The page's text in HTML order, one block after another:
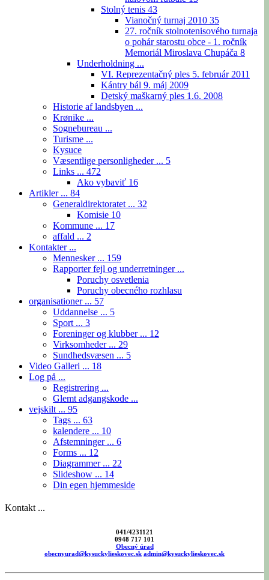
Stolný tenis 43
Vianočný turnaj 2010 35
27. ročník stolnotenisového turnaja
o pohár starostu obce - 1. ročník
Memoriál Miroslava Chupáča 8
Underholdning ...
VI. Reprezentačný ples 5. február 2011
Kántry bál 9. máj 2009
Detský maškarný ples 1.6. 2008
Historie af landsbyen ...
Krønike ...
Sognebureau ...
Turisme ...
Kysuce
Væsentlige personligheder ... 5
Links ... 472
Ako vybaviť 16
Artikler ... 84
Generaldirektoratet ... 32
Komisie 10
Kommune ... 17
affald ... 2
Kontakter ...
Mennesker ... 159
Rapporter fejl og underretninger ...
Poruchy osvetlenia
Poruchy obecného rozhlasu
organisationer ... 57
Uddannelse ... 5
Sport ... 3
Foreninger og klubber ... 12
Virksomheder ... 29
Sundhedsvæsen ... 5
Video Galleri ... 18
Log på ...
Registrering ...
Glemt adgangskode ...
vejskilt ... 95
Tags ... 63
kalendere ... 10
Afstemninger ... 6
Forms ... 12
Diagrammer ... 22
Slideshow ... 14
Din egen hjemmeside
Kontakt ...
041/4231121
0948 717 101
Obecný úrad
obecnyurad@kysuckylieskovec.sk admin@kysuckylieskovec.sk